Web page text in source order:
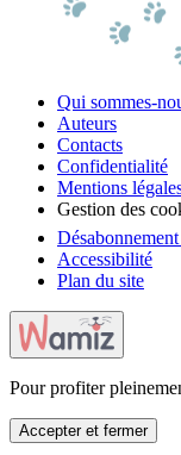
Qui sommes-
Auteurs
Contacts
Confidentialité
Mentions
Gestion des
Accessibilité
Plan du site
Pour profiter
Accepter et fermer